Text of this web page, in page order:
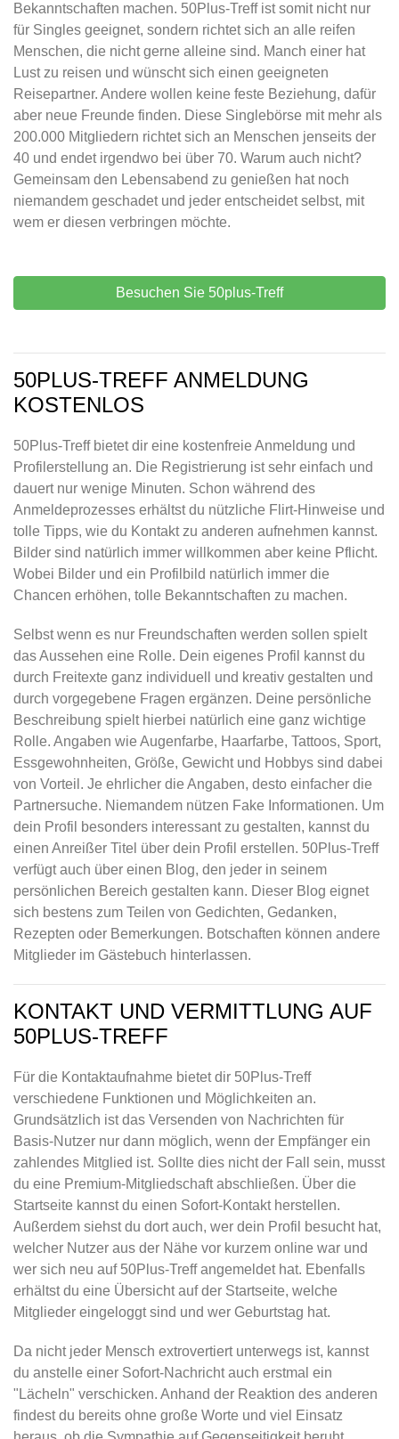
Bekanntschaften machen. 50Plus-Treff ist somit nicht nur
für Singles geeignet, sondern richtet sich an alle reifen
Menschen, die nicht gerne alleine sind. Manch einer hat
Lust zu reisen und wünscht sich einen geeigneten
Reisepartner. Andere wollen keine feste Beziehung, dafür
aber neue Freunde finden. Diese Singlebörse mit mehr als
200.000 Mitgliedern richtet sich an Menschen jenseits der
40 und endet irgendwo bei über 70. Warum auch nicht?
Gemeinsam den Lebensabend zu genießen hat noch
niemandem geschadet und jeder entscheidet selbst, mit
wem er diesen verbringen möchte.
Besuchen Sie 50plus-Treff
50PLUS-TREFF ANMELDUNG
KOSTENLOS
50Plus-Treff bietet dir eine kostenfreie Anmeldung und
Profilerstellung an. Die Registrierung ist sehr einfach und
dauert nur wenige Minuten. Schon während des
Anmeldeprozesses erhältst du nützliche Flirt-Hinweise und
tolle Tipps, wie du Kontakt zu anderen aufnehmen kannst.
Bilder sind natürlich immer willkommen aber keine Pflicht.
Wobei Bilder und ein Profilbild natürlich immer die
Chancen erhöhen, tolle Bekanntschaften zu machen.
Selbst wenn es nur Freundschaften werden sollen spielt
das Aussehen eine Rolle. Dein eigenes Profil kannst du
durch Freitexte ganz individuell und kreativ gestalten und
durch vorgegebene Fragen ergänzen. Deine persönliche
Beschreibung spielt hierbei natürlich eine ganz wichtige
Rolle. Angaben wie Augenfarbe, Haarfarbe, Tattoos, Sport,
Essgewohnheiten, Größe, Gewicht und Hobbys sind dabei
von Vorteil. Je ehrlicher die Angaben, desto einfacher die
Partnersuche. Niemandem nützen Fake Informationen. Um
dein Profil besonders interessant zu gestalten, kannst du
einen Anreißer Titel über dein Profil erstellen. 50Plus-Treff
verfügt auch über einen Blog, den jeder in seinem
persönlichen Bereich gestalten kann. Dieser Blog eignet
sich bestens zum Teilen von Gedichten, Gedanken,
Rezepten oder Bemerkungen. Botschaften können andere
Mitglieder im Gästebuch hinterlassen.
KONTAKT UND VERMITTLUNG AUF
50PLUS-TREFF
Für die Kontaktaufnahme bietet dir 50Plus-Treff
verschiedene Funktionen und Möglichkeiten an.
Grundsätzlich ist das Versenden von Nachrichten für
Basis-Nutzer nur dann möglich, wenn der Empfänger ein
zahlendes Mitglied ist. Sollte dies nicht der Fall sein, musst
du eine Premium-Mitgliedschaft abschließen. Über die
Startseite kannst du einen Sofort-Kontakt herstellen.
Außerdem siehst du dort auch, wer dein Profil besucht hat,
welcher Nutzer aus der Nähe vor kurzem online war und
wer sich neu auf 50Plus-Treff angemeldet hat. Ebenfalls
erhältst du eine Übersicht auf der Startseite, welche
Mitglieder eingeloggt sind und wer Geburtstag hat.
Da nicht jeder Mensch extrovertiert unterwegs ist, kannst
du anstelle einer Sofort-Nachricht auch erstmal ein
"Lächeln" verschicken. Anhand der Reaktion des anderen
findest du bereits ohne große Worte und viel Einsatz